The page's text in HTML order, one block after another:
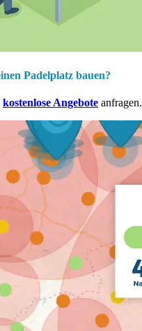
Padelplatz bauen?
kostenlose Angebote anfragen.